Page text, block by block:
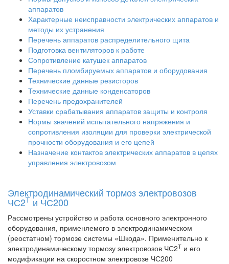
аппаратов
Характерные неисправности электрических аппаратов и
методы их устранения
Перечень аппаратов распределительного щита
Подготовка вентиляторов к работе
Сопротивление катушек аппаратов
Перечень пломбируемых аппаратов и оборудования
Технические данные резисторов
Технические данные конденсаторов
Перечень предохранителей
Уставки срабатывания аппаратов защиты и контроля
Нормы значений испытательного напряжения и
сопротивления изоляции для проверки электрической
прочности оборудования и его цепей
Назначение контактов электрических аппаратов в цепях
управления электровозом
Электродинамический тормоз электровозов
ЧС2Т и ЧС200
Рассмотрены устройство и работа основного электронного
оборудования, применяемого в электродинамическом
(реостатном) тормозе системы «Шкода». Применительно к
электродинамическому тормозу электровозов ЧС2Т и его
модификации на скоростном электровозе ЧС200